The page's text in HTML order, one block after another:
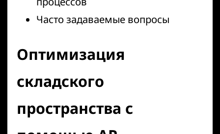
Часто задаваемые вопросы
Оптимизация
складского
пространства с